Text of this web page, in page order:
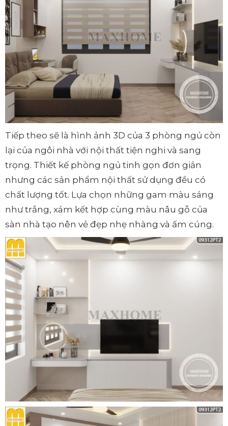
Tiếp theo sẽ là hình ảnh 3D của 3 phòng ngủ còn
lại của ngôi nhà với nội thất tiện nghi và sang
trọng. Thiết kế phòng ngủ tinh gọn đơn giản
nhưng các sản phẩm nội thất sử dụng đều có
chất lượng tốt. Lựa chọn những gam màu sáng
như trắng, xám kết hợp cùng màu nâu gỗ của
sàn nhà tạo nên vẻ đẹp nhẹ nhàng và ấm cúng.